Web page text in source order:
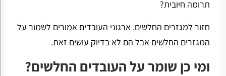
תרומה חיובית?
חזור למגזרים החלשים. ארגוני העובדים אמורים לשמור על
המגזרים החלשים אבל הם לא בדיוק עושים זאת.
ומי כן שומר על העובדים החלשים?